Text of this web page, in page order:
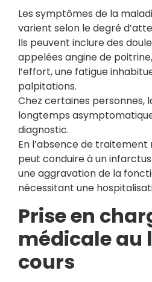
Les symptômes de la
varient selon le degré
Ils peuvent inclure des
appelées angine de
l’effort, une fatigue
palpitations.
Chez certaines personnes,
longtemps
diagnostic.
En l’absence de traitement
peut conduire à un
une aggravation de la
nécessitant une
Prise en
médicale au
cours